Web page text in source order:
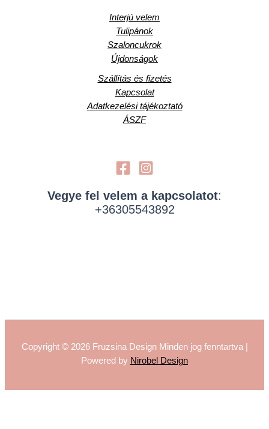
Interjú velem
Tulipánok
Szaloncukrok
Újdonságok
Szállítás és fizetés
Kapcsolat
Adatkezelési tájékoztató
ÁSZF
Vegye fel velem a kapcsolatot:
+36305543892
Copyright © 2026 Fruzsina Design Minden jog fenntartva |
Powered by Nirobel Design